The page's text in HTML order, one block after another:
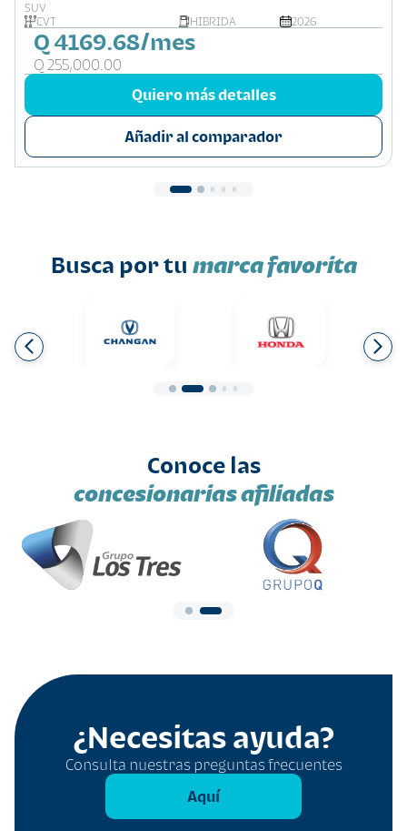
SUV
CVT
HIBRIDA 2026
Q 4169.68/mes
Q 255,000.00
Quiero más detalles
Añadir al comparador
Busca por tu marca favorita
Conoce las
concesionarias afiliadas
¿Necesitas ayuda?
Consulta nuestras preguntas frecuentes
Aquí